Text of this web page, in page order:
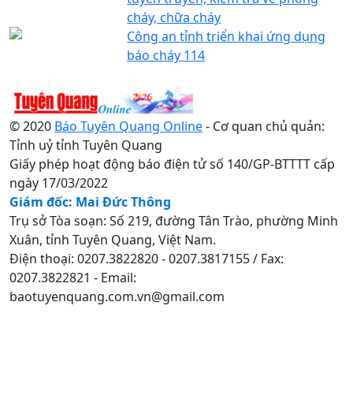
cháy, chữa cháy
Công an tỉnh triển khai ứng dụng
báo cháy 114
© 2020 Báo Tuyên Quang Online- Cơ quan chủ quản:
Tỉnh uỷ tỉnh Tuyên Quang
Giấy phép hoạt động báo điện tử số 140/GP-BTTTT cấp
ngày 17/03/2022
Giám đốc: Mai Đức Thông
Trụ sở Tòa soạn: Số 219, đường Tân Trào, phường Minh
Xuân, tỉnh Tuyên Quang, Việt Nam.
Điện thoại: 0207.3822820 - 0207.3817155 / Fax:
0207.3822821 - Email:
baotuyenquang.com.vn@gmail.com